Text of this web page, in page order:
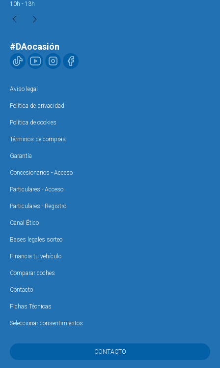
10h - 13h
#DAocasión
Aviso legal
Política de privacidad
Política de cookies
Términos de compras
Garantía
Concesionarios - Acceso
Particulares - Acceso
Particulares - Registro
Canal Ético
Bases legales sorteo
Financia tu vehículo
Comparar coches
Contacto
Fichas Técnicas
Seleccionar consentimientos
CONTACTO